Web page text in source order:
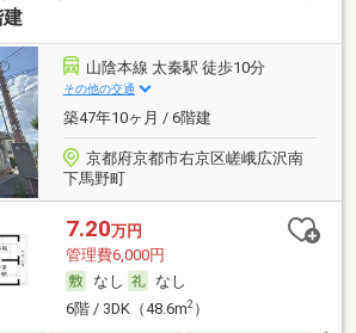
山陰本線 太秦駅 徒歩10分
その他の交通
築47年10ヶ月 / 6階建
京都府京都市右京区嵯峨広沢南
下馬野町
7.20万円
管理費6,000円
なし
なし
6階 / 3DK（48.6m2）